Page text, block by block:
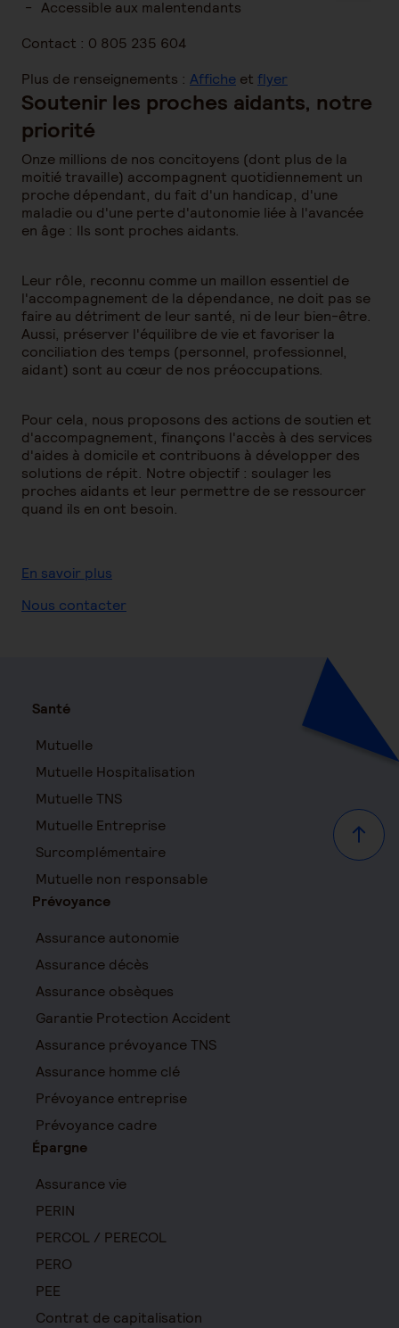
Accessible aux malentendants
Contact : 0 805 235 604
Plus de renseignements : Affiche et flyer
Soutenir les proches aidants, notre
priorité
Onze millions de nos concitoyens (dont plus de la
moitié travaille) accompagnent quotidiennement un
proche dépendant, du fait d'un handicap, d'une
maladie ou d'une perte d'autonomie liée à l'avancée
en âge : Ils sont proches aidants.
Leur rôle, reconnu comme un maillon essentiel de
l'accompagnement de la dépendance, ne doit pas se
faire au détriment de leur santé, ni de leur bien-être.
Aussi, préserver l'équilibre de vie et favoriser la
conciliation des temps (personnel, professionnel,
aidant) sont au cœur de nos préoccupations.
Pour cela, nous proposons des actions de soutien et
d'accompagnement, finançons l'accès à des services
d'aides à domicile et contribuons à développer des
solutions de répit. Notre objectif : soulager les
proches aidants et leur permettre de se ressourcer
quand ils en ont besoin.
En savoir plus
Nous contacter
Haut
Santé
Mutuelle
Mutuelle Hospitalisation
Mutuelle TNS
Mutuelle Entreprise
Surcomplémentaire
Mutuelle non responsable
Prévoyance
Assurance autonomie
Assurance décès
Assurance obsèques
Garantie Protection Accident
Assurance prévoyance TNS
Assurance homme clé
Prévoyance entreprise
Prévoyance cadre
Épargne
Assurance vie
PERIN
PERCOL / PERECOL
PERO
PEE
Contrat de capitalisation